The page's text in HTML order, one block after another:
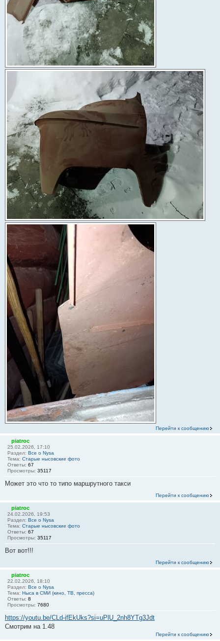
Перейти к сообщению
piatroc
25.02.2026, 17:10
Раздел: Все о Nysa
Тема: Старые нысовские фото
Ответы: 67
Просмотры: 35117
Может это что то типо маршрутного такси
Перейти к сообщению
piatroc
24.02.2026, 19:53
Раздел: Все о Nysa
Тема: Старые нысовские фото
Ответы: 67
Просмотры: 35117
Вот вот!!!
Перейти к сообщению
piatroc
22.02.2026, 18:10
Раздел: Все о Nysa
Тема: Ныса в СМИ (кино, ТВ, пресса)
Ответы: 8
Просмотры: 7680
https://youtu.be/CLd-ifEkUks?si=uPlU_2nh8YTg3Jdt
Смотрим на 1.48
Перейти к сообщению